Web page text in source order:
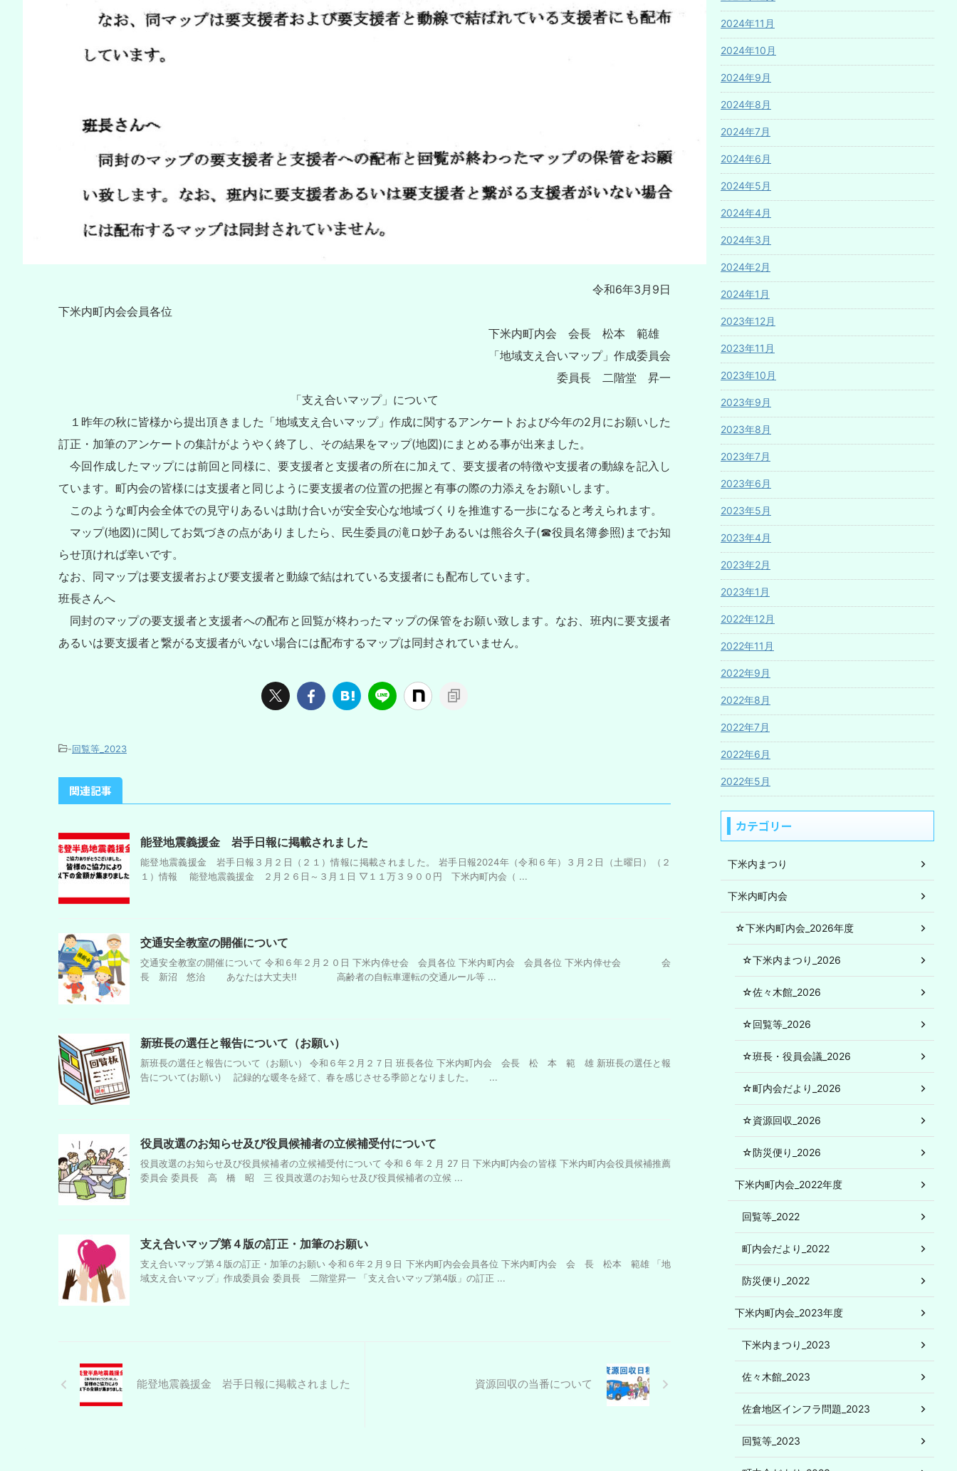
令和6年3月9日
下米内町内会会員各位
下米内町内会 会長 松本 範雄
「地域支え合いマップ」作成委員会
委員長 二階堂 昇一
「支え合いマップ」について
１昨年の秋に皆様から提出頂きました「地域支え合いマップ」作成に関するアンケートおよび今年の2月にお願いした
訂正・加筆のアンケートの集計がようやく終了し、その結果をマップ(地図)にまとめる事が出来ました。
今回作成したマップには前回と同様に、要支援者と支援者の所在に加えて、要支援者の特徴や支援者の動線を記入し
ています。町内会の皆様には支援者と同じように要支援者の位置の把握と有事の際の力添えをお願いします。
このような町内会全体での見守りあるいは助け合いが安全安心な地域づくりを推進する一歩になると考えられます。
マップ(地図)に関してお気づきの点がありましたら、民生委員の滝ロ妙子あるいは熊谷久子(☎役員名簿参照)までお知
らせ頂ければ幸いです。
なお、同マップは要支援者および要支援者と動線で結はれている支援者にも配布しています。
班長さんへ
同封のマップの要支援者と支援者への配布と回覧が柊わったマップの保管をお願い致します。なお、班内に要支援者
あるいは要支援者と繋がる支援者がいない場合には配布するマップは同封されていません。
-回覧等_2023
関連記事
能登地震義援金 岩手日報に掲載されました
能登地震義援金 岩手日報３月２日（２１）情報に掲載されました。 岩手日報2024年（令和６年）３月２日（土曜日）（２
１）情報 能登地震義援金 ２月２６日～３月１日 ▽１１万３９００円 下米内町内会（ ...
交通安全教室の開催について
交通安全教室の開催について 令和６年２月２０日 下米内倖せ会 会員各位 下米内町内会 会員各位 下米内倖せ会 会
長 新沼 悠治 あなたは大丈夫!! 高齢者の自転車運転の交通ルール等 ...
新班長の選任と報告について（お願い）
新班長の選任と報告について（お願い） 令和６年２月２７日 班長各位 下米内町内会 会長 松 本 範 雄 新班長の選任と報
告について(お願い) 記録的な暖冬を経て、春を感じさせる季節となりました。 ...
役員改選のお知らせ及び役員候補者の立候補受付について
役員改選のお知らせ及び役員候補者の立候補受付について 令和 6 年 2 月 27 日 下米内町内会の皆様 下米内町内会役員候補推薦
委員会 委員長 高 橋 昭 三 役員改選のお知らせ及び役員候補者の立候 ...
支え合いマップ第４版の訂正・加筆のお願い
支え合いマップ第４版の訂正・加筆のお願い 令和６年２月９日 下米内町内会会員各位 下米内町内会 会 長 松本 範雄 「地
域支え合いマップ」作成委員会 委員長 二階堂昇一 「支え合いマップ第4版」の訂正 ...
能登地震義援金 岩手日報に掲載されました 資源回収の当番について
2024年11月
2024年10月
2024年9月
2024年8月
2024年7月
2024年6月
2024年5月
2024年4月
2024年3月
2024年2月
2024年1月
2023年12月
2023年11月
2023年10月
2023年9月
2023年8月
2023年7月
2023年6月
2023年5月
2023年4月
2023年2月
2023年1月
2022年12月
2022年11月
2022年9月
2022年8月
2022年7月
2022年6月
2022年5月
カテゴリー
下米内まつり
下米内町内会
☆下米内町内会_2026年度
☆下米内まつり_2026
☆佐々木館_2026
☆回覧等_2026
☆班長・役員会議_2026
☆町内会だより_2026
☆資源回収_2026
☆防災便り_2026
下米内町内会_2022年度
回覧等_2022
町内会だより_2022
防災便り_2022
下米内町内会_2023年度
下米内まつり_2023
佐々木館_2023
佐倉地区インフラ問題_2023
回覧等_2023